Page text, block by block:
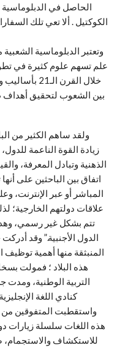
الحاصل في
الكوكتيل . ألا تعي تلك
علم تسهم علوم كثيرة في
خلال القرن
بين الشعوب لتحقيق أهداف
ولقد ساهم الكثير من
زيادة القوة الناعمة
الذهنية وتبادل المعرفة،
اتفاق بين الباحثين على
المباشر أو عبر الإنترنت،
علاقات دولتهم الخارجية؛
تتم بشكل غير رسمي،
الدول الأجنبية.” وقد
المنبثقة منها أهمية
هذه البلاد ؛ فمولت
التربية الوطنية، ومدت
كنادي اللغة
واستقطبت المتفوقين من
هذه اللغات سلسلة زيارات
للاستكشاف والاستجمام،